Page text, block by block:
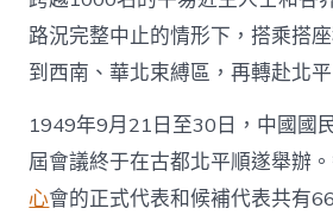
路況完整中止的情形下，搭乘搭
到西南、華北束縛區，再轉赴北平
1949年9月21日至30日，中國國
屆會議終于在古都北平順遂舉辦
心會的正式代表和候補代表共有